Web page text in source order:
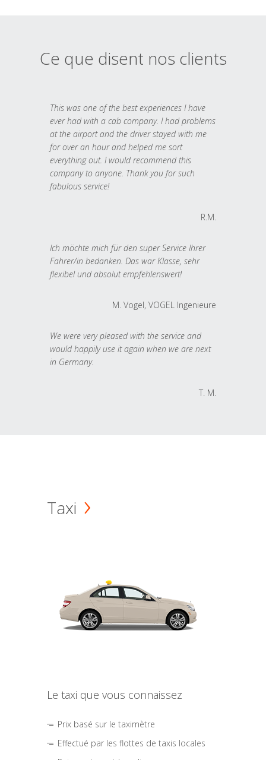
Ce que disent nos clients
This was one of the best experiences I have
ever had with a cab company. I had problems
at the airport and the driver stayed with me
for over an hour and helped me sort
everything out. I would recommend this
company to anyone. Thank you for such
fabulous service!
R.M.
Ich möchte mich für den super Service Ihrer
Fahrer/in bedanken. Das war Klasse, sehr
flexibel und absolut empfehlenswert!
M. Vogel, VOGEL Ingenieure
We were very pleased with the service and
would happily use it again when we are next
in Germany.
T. M.
Taxi
Le taxi que vous connaissez
Prix basé sur le taximètre
Effectué par les flottes de taxis locales